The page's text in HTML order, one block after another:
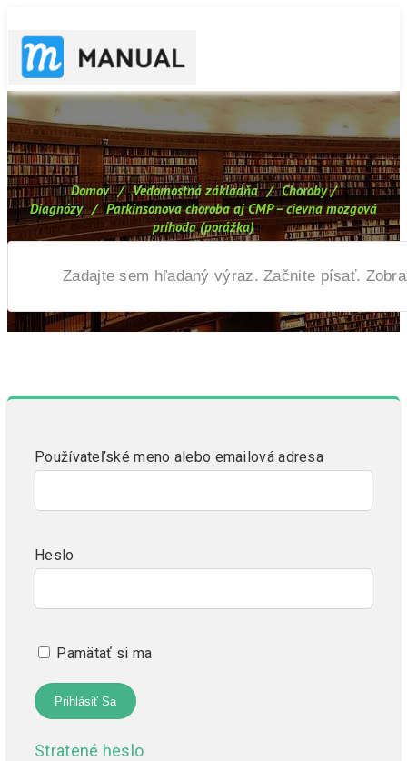
Domov / Vedomostná základňa / Choroby /
Diagnózy / Parkinsonova choroba aj CMP – cievna mozgová
príhoda (porážka)
Používateľské meno alebo emailová adresa
Heslo
Pamätať si ma
Stratené heslo